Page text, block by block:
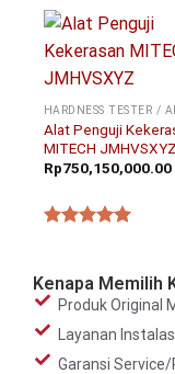
Alat Penguji
MITECH JMHVSXYZ
Rp750,150,000.00
Kenapa Memilih
Produk Original
Layanan
Garansi Service/